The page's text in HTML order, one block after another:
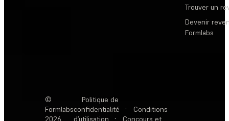
Trouver un
Devenir
Formlabs
©
Formlabs
2026
Politique de
confidentialité
·
Conditions
d’utilisation
·
Concours et